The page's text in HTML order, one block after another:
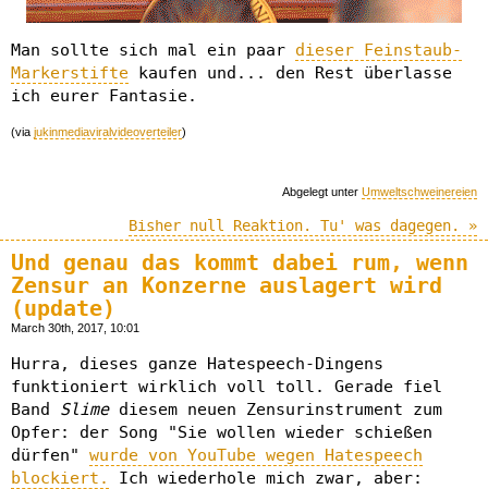
Man sollte sich mal ein paar dieser Feinstaub-
Markerstifte kaufen und... den Rest überlasse
ich eurer Fantasie.
(via jukinmediaviralvideoverteiler)
Abgelegt unter Umweltschweinereien
Bisher null Reaktion. Tu' was dagegen. »
Und genau das kommt dabei rum, wenn
Zensur an Konzerne auslagert wird
(update)
March 30th, 2017, 10:01
Hurra, dieses ganze Hatespeech-Dingens
funktioniert wirklich voll toll. Gerade fiel
Band Slimediesem neuen Zensurinstrument zum
Opfer: der Song "Sie wollen wieder schießen
dürfen" wurde von YouTube wegen Hatespeech
blockiert.
Ich wiederhole mich zwar, aber: